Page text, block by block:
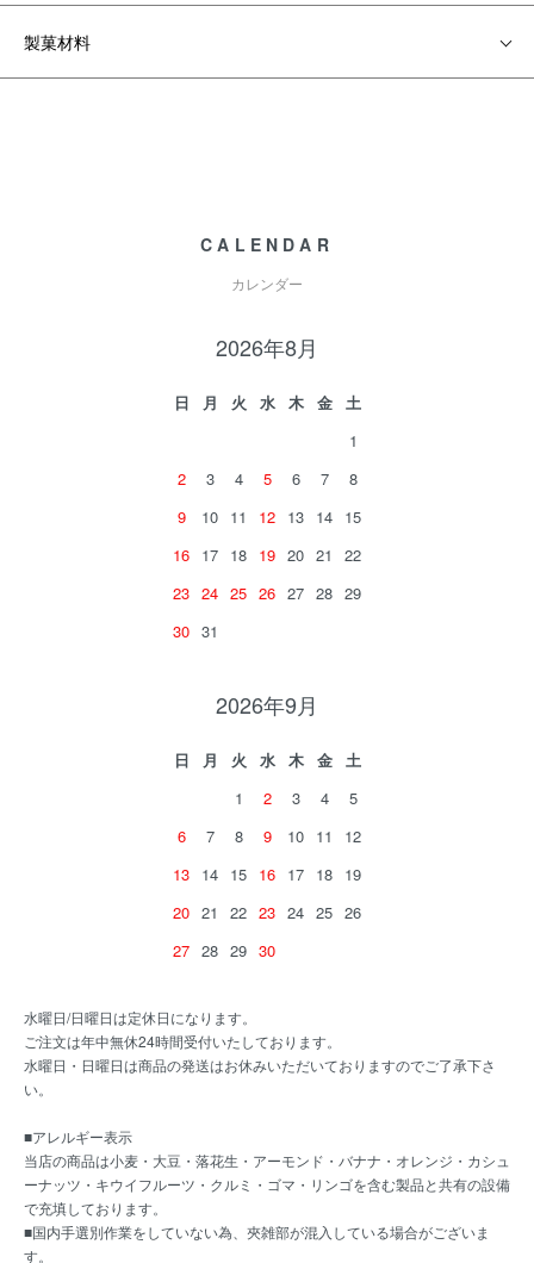
製菓材料
CALENDAR
カレンダー
2026年8月
日 月 火 水 木 金
土
1
2
3 4 5 6 7
8
9
10 11 12 13 14 15
16 17 18 19 20 21
22
23 24 25 26 27 28 29
30 31
2026年9月
日 月 火 水 木 金
土
1
2 3 4
5
6
7 8 9 10 11
12
13 14 15 16 17 18 19
20 21 22 23 24 25 26
27 28 29 30
水曜日/日曜日は定休日になります。
ご注文は年中無休24時間受付いたしております。
水曜日・日曜日は商品の発送はお休みいただいておりますのでご了承下さ
い。
■アレルギー表示
当店の商品は小麦・大豆・落花生・アーモンド・バナナ・オレンジ・カシュ
ーナッツ・キウイフルーツ・クルミ・ゴマ・リンゴを含む製品と共有の設備
で充填しております。
■国内手選別作業をしていない為、夾雑部が混入している場合がございま
す。